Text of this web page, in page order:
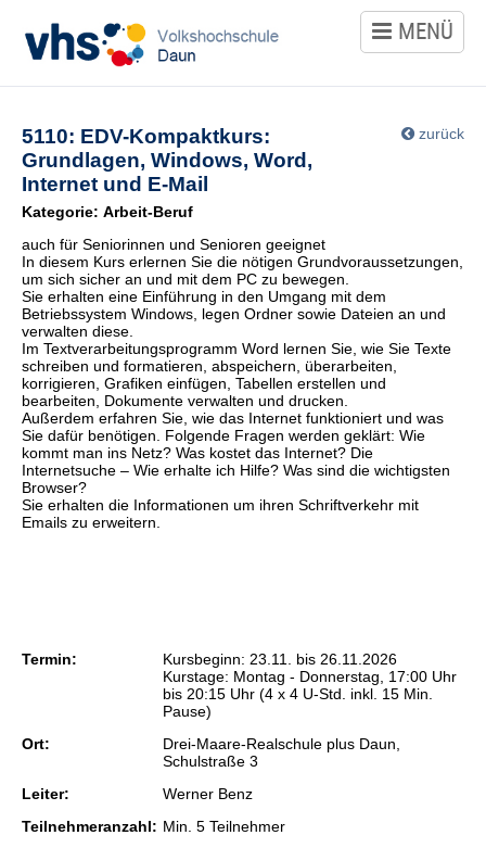
MENÜ
Kursangebot
Politik
Gesellschaft
Umwelt
Kultur
Gestalten
Gesundheit
Ernährung
Sprachen
Arbeit
Beruf
Frauenkurse
Schulabschluss
Digitales Lernen
Kursliste
zurück
5110: EDV-Kompaktkurs:
Grundlagen, Windows, Word,
Internet und E-Mail
Kategorie: Arbeit-Beruf
auch für Seniorinnen und Senioren geeignet
In diesem Kurs erlernen Sie die nötigen Grundvoraussetzungen,
um sich sicher an und mit dem PC zu bewegen.
Sie erhalten eine Einführung in den Umgang mit dem
Betriebssystem Windows, legen Ordner sowie Dateien an und
verwalten diese.
Im Textverarbeitungsprogramm Word lernen Sie, wie Sie Texte
schreiben und formatieren, abspeichern, überarbeiten,
korrigieren, Grafiken einfügen, Tabellen erstellen und
bearbeiten, Dokumente verwalten und drucken.
Außerdem erfahren Sie, wie das Internet funktioniert und was
Sie dafür benötigen. Folgende Fragen werden geklärt: Wie
kommt man ins Netz? Was kostet das Internet? Die
Internetsuche – Wie erhalte ich Hilfe? Was sind die wichtigsten
Browser?
Sie erhalten die Informationen um ihren Schriftverkehr mit
Emails zu erweitern.
Termin:
Kursbeginn: 23.11. bis 26.11.2026
Kurstage: Montag - Donnerstag, 17:00 Uhr
bis 20:15 Uhr (4 x 4 U-Std. inkl. 15 Min.
Pause)
Ort:
Drei-Maare-Realschule plus Daun,
Schulstraße 3
Leiter:
Werner Benz
Teilnehmeranzahl: Min. 5 Teilnehmer